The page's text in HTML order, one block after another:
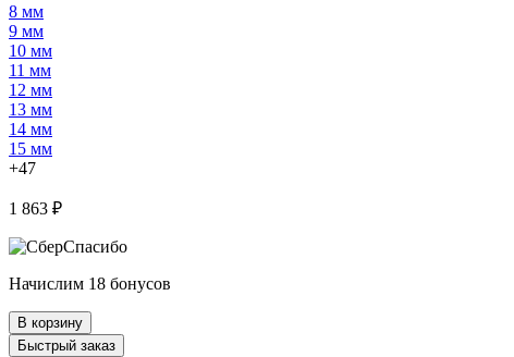
8 мм
9 мм
10 мм
11 мм
12 мм
13 мм
14 мм
15 мм
+47
1 863 ₽
Начислим 18 бонусов
В корзину
Быстрый заказ